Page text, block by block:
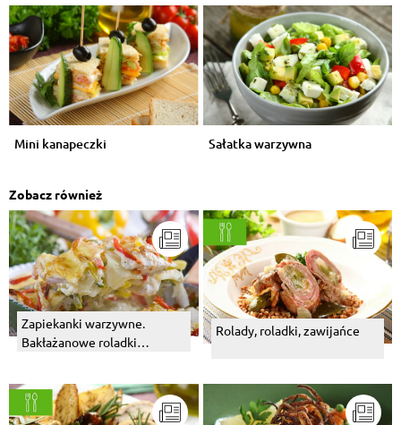
Mini kanapeczki Sałatka warzywna
Zobacz również
Zapiekanki warzywne.
Bakłażanowe roladki
Rolady, roladki, zawijańce